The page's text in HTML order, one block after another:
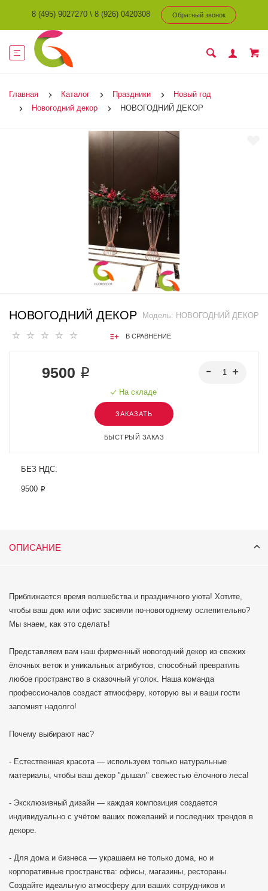
8 (495) 9027270 \ 8 (926) 0420308 Обратный звонок
Главная Каталог Праздники
Новый год
Новогодний декор
НОВОГОДНИЙ ДЕКОР
Модель: НОВОГОДНИЙ ДЕКОР
НОВОГОДНИЙ ДЕКОР
В СРАВНЕНИЕ
9500 ₽
На складе
ЗАКАЗАТЬ
БЫСТРЫЙ ЗАКАЗ
БЕЗ НДС:
9500 ₽
ОПИСАНИЕ
Приближается время волшебства и праздничного уюта! Хотите,
чтобы ваш дом или офис засияли по-новогоднему ослепительно?
Мы знаем, как это сделать!
Представляем вам наш фирменный новогодний декор из свежих
ёлочных веток и уникальных атрибутов, способный превратить
любое пространство в сказочный уголок. Наша команда
профессионалов создаст атмосферу, которую вы и ваши гости
запомнят надолго!
Почему выбирают нас?
- Естественная красота — используем только натуральные
материалы, чтобы ваш декор "дышал" свежестью ёлочного леса!
- Эксклюзивный дизайн — каждая композиция создается
индивидуально с учётом ваших пожеланий и последних трендов в
декоре.
- Для дома и бизнеса — украшаем не только дома, но и
корпоративные пространства: офисы, магазины, рестораны.
Создайте идеальную атмосферу для ваших сотрудников и